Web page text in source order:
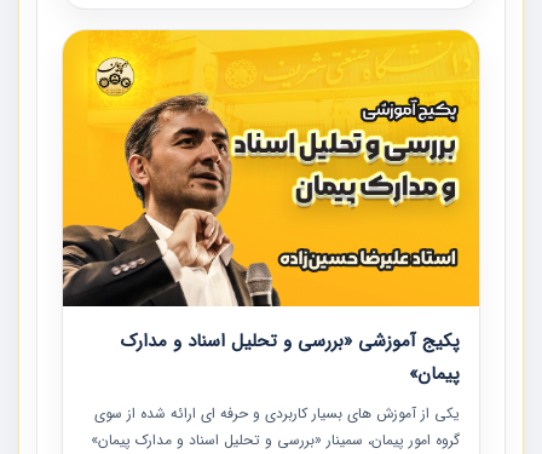
مدارک پیمان به همراه تجربیات عملی ارائه شده است.
پکیج آموزشی «بررسی و تحلیل اسناد و مدارک
پیمان»
یکی از آموزش‏‏‏‏‏‏ های بسیار کاربردی و حرفه‏ ای ارائه شده از سوی
گروه امور پیمان، سمینار «بررسی و تحلیل اسناد و مدارک پیمان»